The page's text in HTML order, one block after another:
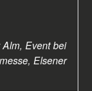
Event bei
Elsener